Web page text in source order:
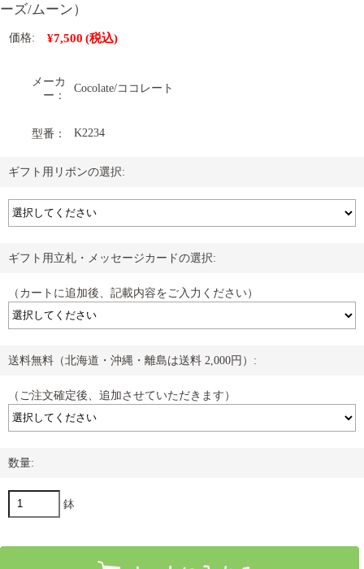
ーズ/ムーン）
価格: ¥7,500 (税込)
メーカ
ー：
Cocolate/ココレート
型番： K2234
ギフト用リボンの選択:
ギフト用立札・メッセージカードの選択:
（カートに追加後、記載内容をご入力ください）
送料無料（北海道・沖縄・離島は送料 2,000円）:
（ご注文確定後、追加させていただきます）
数量:
鉢